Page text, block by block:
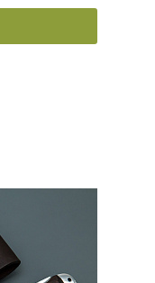
19.9